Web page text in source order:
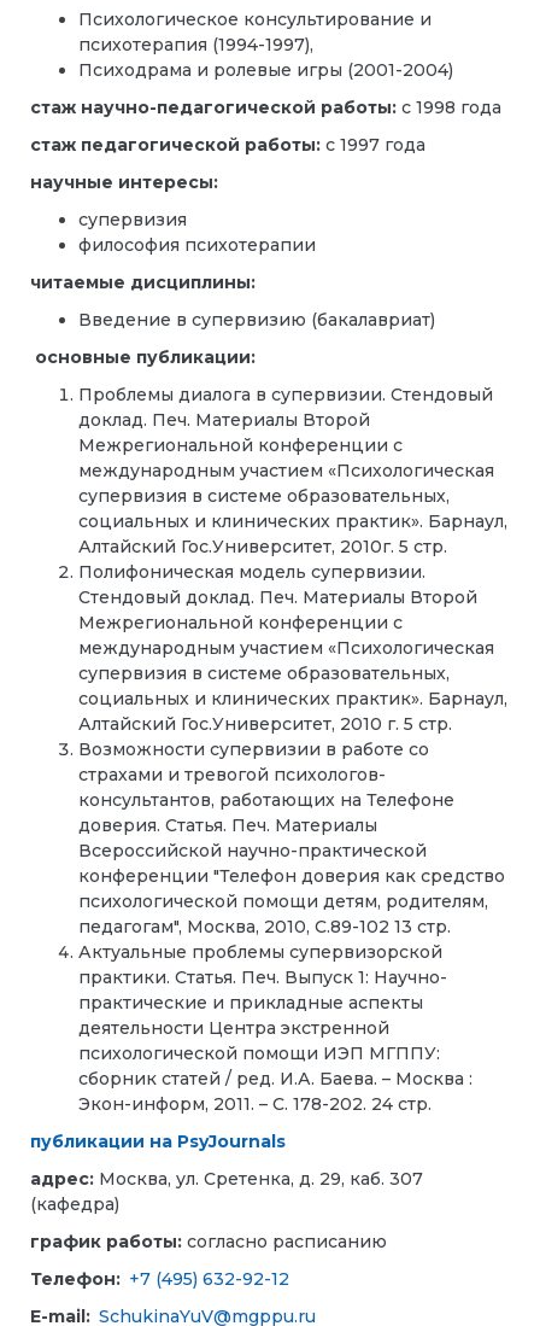
Психологическое консультирование и
психотерапия (1994-1997),
Психодрама и ролевые игры (2001-2004)
стаж научно-педагогической работы: с 1998 года
стаж педагогической работы: с 1997 года
научные интересы:
супервизия
философия психотерапии
читаемые дисциплины:
Введение в супервизию (бакалавриат)
основные публикации:
Проблемы диалога в супервизии. Стендовый
доклад. Печ. Материалы Второй
Межрегиональной конференции с
международным участием «Психологическая
супервизия в системе образовательных,
социальных и клинических практик». Барнаул,
Алтайский Гос.Университет, 2010г. 5 стр.
Полифоническая модель супервизии.
Стендовый доклад. Печ. Материалы Второй
Межрегиональной конференции с
международным участием «Психологическая
супервизия в системе образовательных,
социальных и клинических практик». Барнаул,
Алтайский Гос.Университет, 2010 г. 5 стр.
Возможности супервизии в работе со
страхами и тревогой психологов-
консультантов, работающих на Телефоне
доверия. Статья. Печ. Материалы
Всероссийской научно-практической
конференции "Телефон доверия как средство
психологической помощи детям, родителям,
педагогам", Москва, 2010, С.89-102 13 стр.
Актуальные проблемы супервизорской
практики. Статья. Печ. Выпуск 1: Научно-
практические и прикладные аспекты
деятельности Центра экстренной
психологической помощи ИЭП МГППУ:
сборник статей / ред. И.А. Баева. – Москва :
Экон-информ, 2011. – С. 178-202. 24 стр.
публикации на PsyJournals
адрес: Москва, ул. Сретенка, д. 29, каб. 307
(кафедра)
график работы: согласно расписанию
Телефон: +7 (495) 632-92-12
E-mail: SchukinaYuV@mgppu.ru